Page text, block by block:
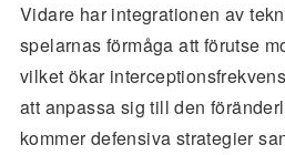
Vidare har integrationen av
spelarnas förmåga att förutse
vilket ökar
att anpassa sig till den
kommer defensiva strategier